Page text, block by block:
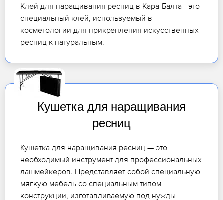
Клей для наращивания ресниц в Кара-Балта - это
специальный клей, используемый в
косметологии для прикрепления искусственных
ресниц к натуральным.
Кушетка для наращивания
ресниц
Кушетка для наращивания ресниц — это
необходимый инструмент для профессиональных
лашмейкеров. Представляет собой специальную
мягкую мебель со специальным типом
конструкции, изготавливаемую под нужды